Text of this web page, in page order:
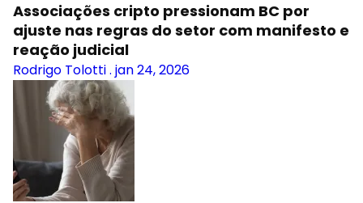
Associações cripto pressionam BC por
ajuste nas regras do setor com manifesto e
reação judicial
Rodrigo Tolotti. jan 24, 2026